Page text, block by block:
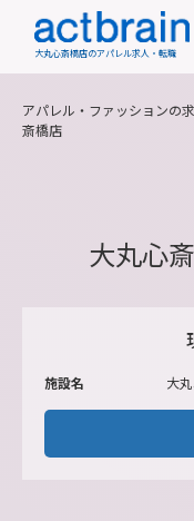
大丸心斎橋店のアパレル求人・転職
アパレル・ファッションの
斎橋店
大丸心
施設名 大